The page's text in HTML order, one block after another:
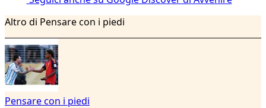
Altro di Pensare con i piedi
Pensare con i piedi